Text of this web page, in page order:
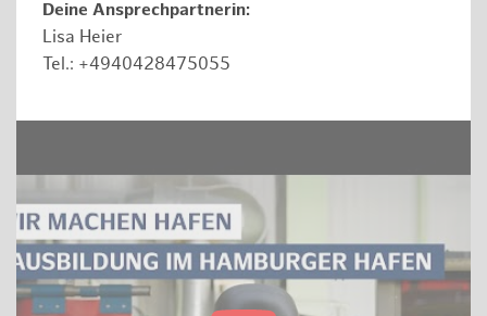
Deine Ansprechpartnerin:
Lisa Heier
Tel.: +4940428475055